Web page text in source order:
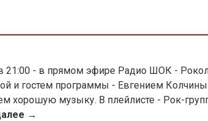
21:00 - в прямом эфире Радио ШОК -
и гостем программы - Евгением
хорошую музыку. В плейлисте - Рок-
→